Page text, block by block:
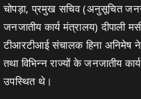
चोपड़ा, प्रमुख सचिव (अनुसूचित
जनजातीय कार्य मंत्रालय) दीपाली
टीआरटीआई संचालक हिना अनिमेष
तथा विभिन्न राज्यों के जनजातीय
उपस्थित थे।